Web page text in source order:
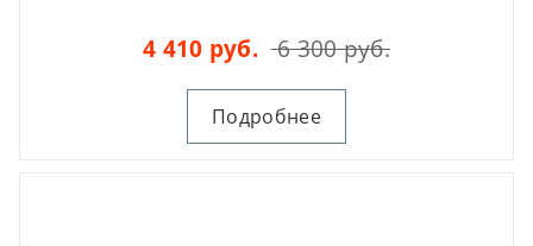
4 410 руб. 6 300 руб.
Подробнее